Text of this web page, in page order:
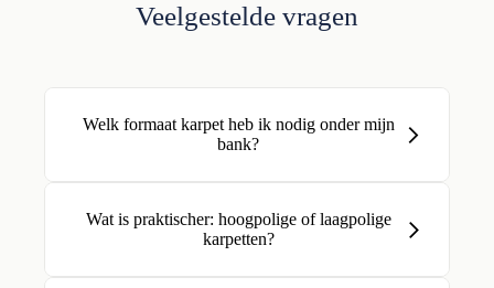
Veelgestelde vragen
Welk formaat karpet heb ik nodig onder mijn
bank?
Wat is praktischer: hoogpolige of laagpolige
karpetten?